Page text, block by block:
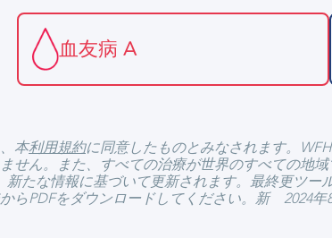
血友病 A
本利用規約に同意したものとみなされます。
せん。また、すべての治療が世界のすべての
新たな情報に基づいて更新されます。最終更ツ
らPDFをダウンロードしてください。新 2024年